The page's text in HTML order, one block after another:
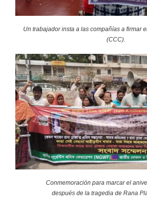
Un trabajador insta a las compañías a firmar
(CCC).
Conmemoración para marcar el
después de la tragedia de Rana